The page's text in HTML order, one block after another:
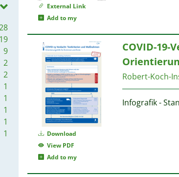
1
1
1
1
1
1
1
19
9
2
2
1
1
1
1
1
External Link
Add to my
Download
View PDF
Add to my
COVID-
Robert-Koch-
Infografik -